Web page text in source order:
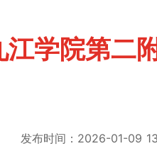
江学院第二
发布时间：2026-01-09